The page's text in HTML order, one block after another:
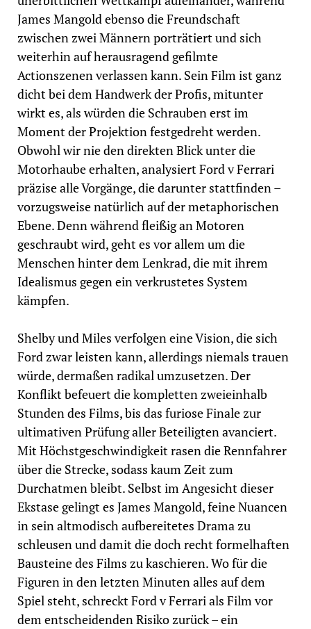
James Mangold ebenso die Freundschaft
zwischen zwei Männern porträtiert und sich
weiterhin auf herausragend gefilmte
Actionszenen verlassen kann. Sein Film ist ganz
dicht bei dem Handwerk der Profis, mitunter
wirkt es, als würden die Schrauben erst im
Moment der Projektion festgedreht werden.
Obwohl wir nie den direkten Blick unter die
Motorhaube erhalten, analysiert Ford v Ferrari
präzise alle Vorgänge, die darunter stattfinden –
vorzugsweise natürlich auf der metaphorischen
Ebene. Denn während fleißig an Motoren
geschraubt wird, geht es vor allem um die
Menschen hinter dem Lenkrad, die mit ihrem
Idealismus gegen ein verkrustetes System
kämpfen.
Shelby und Miles verfolgen eine Vision, die sich
Ford zwar leisten kann, allerdings niemals trauen
würde, dermaßen radikal umzusetzen. Der
Konflikt befeuert die kompletten zweieinhalb
Stunden des Films, bis das furiose Finale zur
ultimativen Prüfung aller Beteiligten avanciert.
Mit Höchstgeschwindigkeit rasen die Rennfahrer
über die Strecke, sodass kaum Zeit zum
Durchatmen bleibt. Selbst im Angesicht dieser
Ekstase gelingt es James Mangold, feine Nuancen
in sein altmodisch aufbereitetes Drama zu
schleusen und damit die doch recht formelhaften
Bausteine des Films zu kaschieren. Wo für die
Figuren in den letzten Minuten alles auf dem
Spiel steht, schreckt Ford v Ferrari als Film vor
dem entscheidenden Risiko zurück – ein